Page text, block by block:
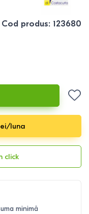
Cod produs: 123680
luna
click
minimă